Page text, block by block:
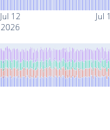
Jul 12
2026
Jul